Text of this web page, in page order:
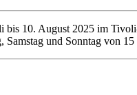
bis 10. August 2025 im
Samstag und Sonntag von